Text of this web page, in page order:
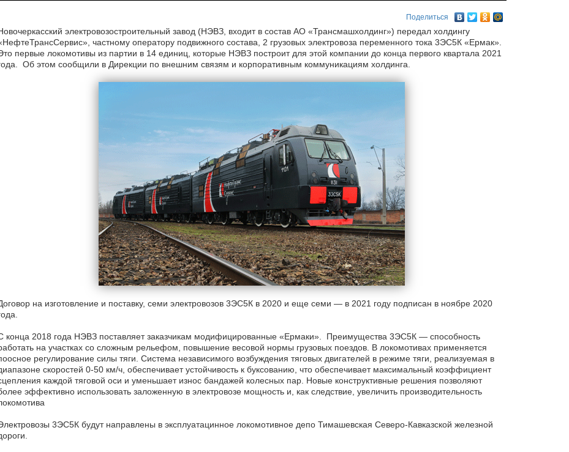
Поделиться
электровозостроительный завод (НЭВЗ, входит в состав АО «Трансмашхолдинг») передал холдингу
частному оператору подвижного состава, 2 грузовых электровоза переменного тока 3ЭС5К «Ермак».
первые локомотивы из партии в 14 единиц, которые НЭВЗ построит для этой компании до конца первого квартала 2021
Об этом сообщили в Дирекции по внешним связям и корпоративным коммуникациям холдинга.
на изготовление и поставку, семи электровозов 3ЭС5К в 2020 и еще семи — в 2021 году подписан в ноябре 2020
конца 2018 года НЭВЗ поставляет заказчикам модифицированные «Ермаки». Преимущества 3ЭС5К — способность
на участках со сложным рельефом, повышение весовой нормы грузовых поездов. В локомотивах применяется
регулирование силы тяги. Система независимого возбуждения тяговых двигателей в режиме тяги, реализуемая в
скоростей 0-50 км/ч, обеспечивает устойчивость к буксованию, что обеспечивает максимальный коэффициент
каждой тяговой оси и уменьшает износ бандажей колесных пар. Новые конструктивные решения позволяют
эффективно использовать заложенную в электровозе мощность и, как следствие, увеличить производительность
3ЭС5К будут направлены в эксплуатацинное локомотивное депо Тимашевская Северо-Кавказской железной